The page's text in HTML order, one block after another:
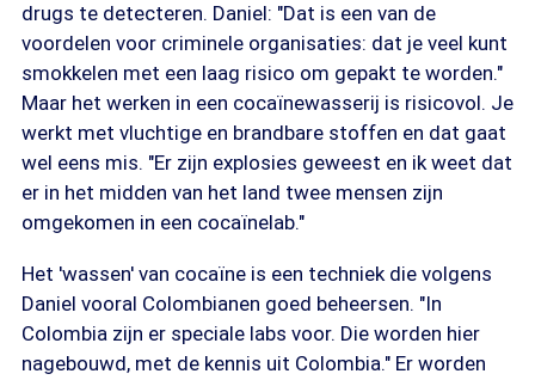
drugs te detecteren. Daniel: "Dat is een van de
voordelen voor criminele organisaties: dat je veel kunt
smokkelen met een laag risico om gepakt te worden."
Maar het werken in een cocaïnewasserij is risicovol. Je
werkt met vluchtige en brandbare stoffen en dat gaat
wel eens mis. "Er zijn explosies geweest en ik weet dat
er in het midden van het land twee mensen zijn
omgekomen in een cocaïnelab."
Het 'wassen' van cocaïne is een techniek die volgens
Daniel vooral Colombianen goed beheersen. "In
Colombia zijn er speciale labs voor. Die worden hier
nagebouwd, met de kennis uit Colombia." Er worden